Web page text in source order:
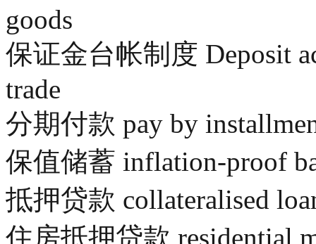
goods
保证金台帐制度 Deposit
trade
分期付款 pay by
保值储蓄 inflation-proof
抵押贷款 collateralised
住房抵押贷款 residential